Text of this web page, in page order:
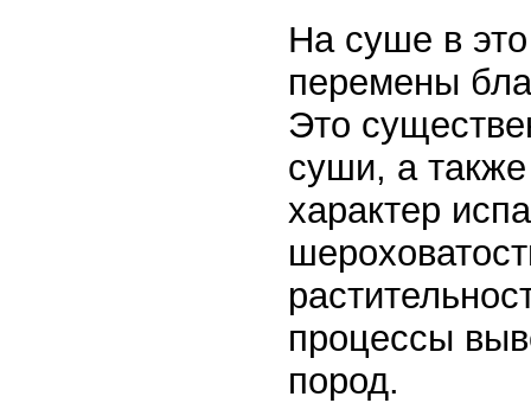
На суше в
перемены
Это
суши, а
характер
процессы
пород.